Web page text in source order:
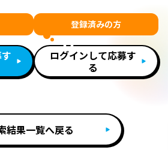
登録済みの方
ログインして応募す
る
結果一覧へ戻る